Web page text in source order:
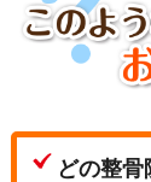
どの整